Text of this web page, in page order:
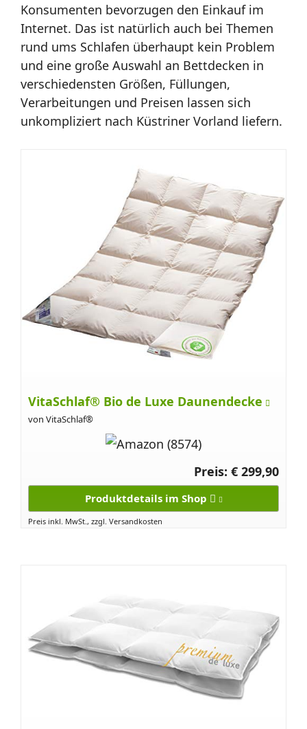
Konsumenten bevorzugen den Einkauf im
Internet. Das ist natürlich auch bei Themen
rund ums Schlafen überhaupt kein Problem
und eine große Auswahl an Bettdecken in
verschiedensten Größen, Füllungen,
Verarbeitungen und Preisen lassen sich
unkompliziert nach Küstriner Vorland liefern.
VitaSchlaf® Bio de Luxe Daunendecke
von VitaSchlaf®
Preis: € 299,90
Produktdetails im Shop
Preis inkl. MwSt., zzgl. Versandkosten